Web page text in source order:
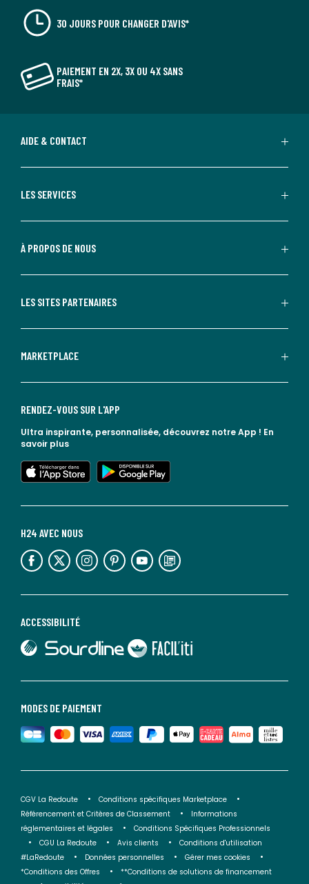
30 JOURS POUR CHANGER D'AVIS*
PAIEMENT EN 2X, 3X OU 4X SANS
FRAIS*
AIDE & CONTACT
LES SERVICES
À PROPOS DE NOUS
LES SITES PARTENAIRES
MARKETPLACE
MODES DE PAIEMENT
ACCESSIBILITÉ
lien vers Sourdline
lien vers Faciliti
H24 AVEC NOUS
lien vers l'espace réseaux sociaux lien vers l'espace réseaux sociaux lien vers l'espace réseaux sociaux lien vers l'espace réseaux sociaux lien vers l'espace réseaux sociaux lien vers le blog la redoute
RENDEZ-VOUS SUR L'APP
Ultra inspirante, personnalisée, découvrez notre App ! En
savoir plus
lien vers l'app store
lien vers google play
CGV La Redoute
Conditions spécifiques Marketplace
Référencement et Critères de Classement
Informations
réglementaires et légales
Conditions Spécifiques Professionnels
CGU La Redoute
Avis clients
Conditions d'utilisation
#LaRedoute
Données personnelles
Gérer mes cookies
*Conditions des Offres
**Conditions de solutions de financement